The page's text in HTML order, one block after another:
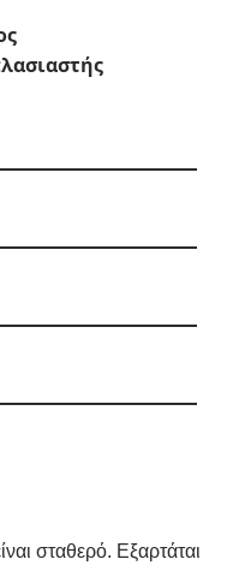
σταθερό. Εξαρτάται